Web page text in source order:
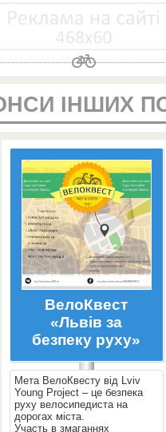
ІНШИХ
ВелоКвест
«Львів за
безпеку руху»
Мета ВелоКвесту від Lviv
Young Project – це безпека
руху велосипедиста на
дорогах міста.
Участь в змаганнях